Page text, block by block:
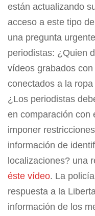
están actualizando
acceso a este tipo
una pregunta
periodistas: ¿Quien
vídeos grabados
conectados a la
¿Los periodistas
en comparación con
imponer
información de
localizaciones? una
éste vídeo. La
respuesta a la
información de los